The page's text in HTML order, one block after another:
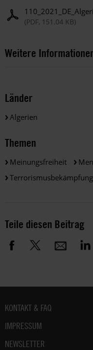
(PDF, 151.04 KB)
Weitere
Länder
Algerien
Themen
Meinungsfreiheit
Terrorismusbekämpfung
Teile diesen Beitrag
Fußbereich
KONTAKT & FAQ
IMPRESSUM
NEWSLETTER